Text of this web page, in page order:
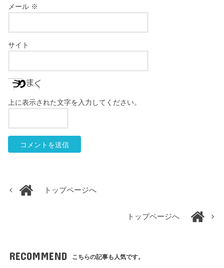
メール ※
サイト
上に表示された文字を入力してください。
トップページへ
トップページへ
RECOMMEND こちらの記事も人気です。